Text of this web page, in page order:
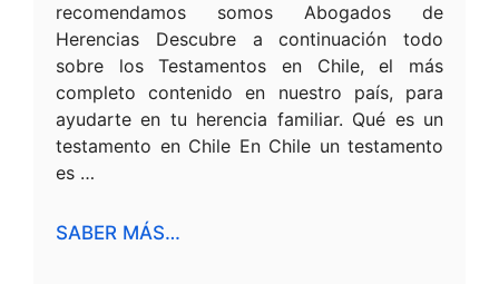
recomendamos somos Abogados de
Herencias Descubre a continuación todo
sobre los Testamentos en Chile, el más
completo contenido en nuestro país, para
ayudarte en tu herencia familiar. Qué es un
testamento en Chile En Chile un testamento
es …
SABER MÁS…